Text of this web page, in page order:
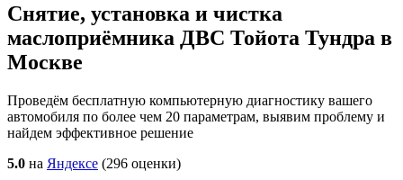
Снятие, установка и чистка
маслоприёмника ДВС Тойота Тундра в
Москве
Проведём бесплатную компьютерную диагностику вашего
автомобиля по более чем 20 параметрам, выявим проблему и
найдем эффективное решение
5.0 на Яндексе (296 оценки)